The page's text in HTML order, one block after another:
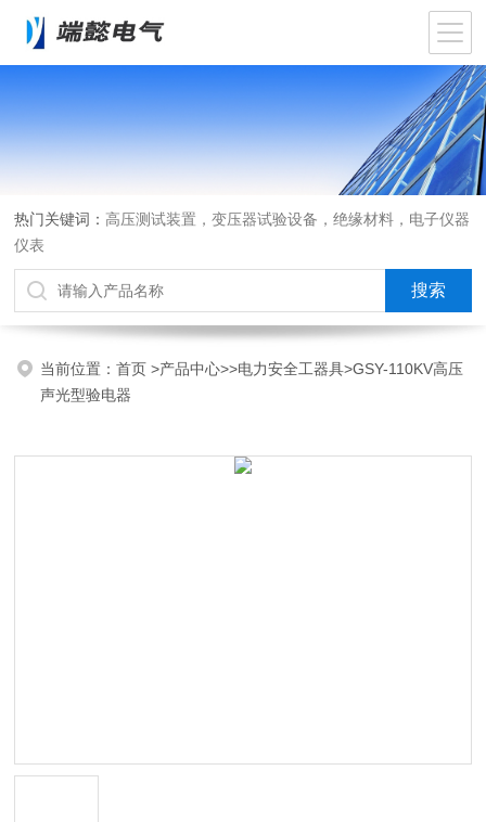
热门关键词： 高压测试装置，变压器试验设备，绝缘材料，电子仪器
仪表
当前位置：首页>产品中心>>电力安全工器具>GSY-110KV高压
声光型验电器